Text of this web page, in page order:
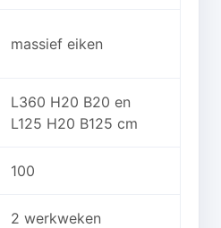
massief eiken
L360 H20 B20 en
L125 H20 B125 cm
100
2 werkweken